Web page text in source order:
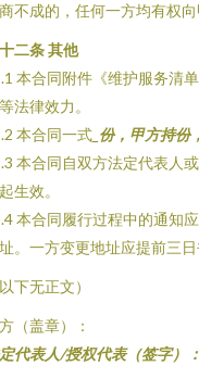
不成的，任何一方均有权
二条 其他
本合同附件《维护服务清
法律效力。
本合同一式 _份，甲方持份
本合同自双方法定代表人
生效。
本合同履行过程中的通知
。一方变更地址应提前三
下无正文）
（盖章）：
代表人/授权代表（签字）：